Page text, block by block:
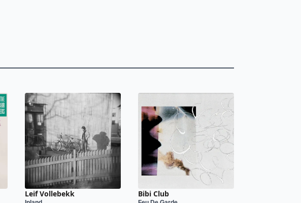
Leif Vollebekk Bibi Club